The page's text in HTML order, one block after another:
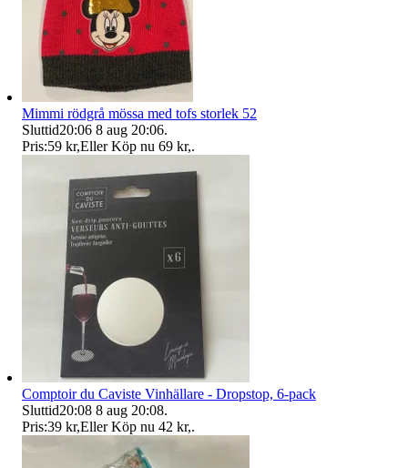
Mimmi rödgrå mössa med tofs storlek 52
Sluttid20:06 8 aug 20:06.
Pris:59 kr,Eller Köp nu 69 kr,.
Comptoir du Caviste Vinhällare - Dropstop, 6-pack
Sluttid20:08 8 aug 20:08.
Pris:39 kr,Eller Köp nu 42 kr,.